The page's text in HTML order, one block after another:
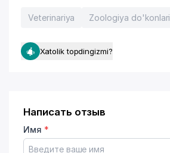
Veterinariya Zoologiya do'konlari
Xatolik topdingizmi?
Написать отзыв
Имя *